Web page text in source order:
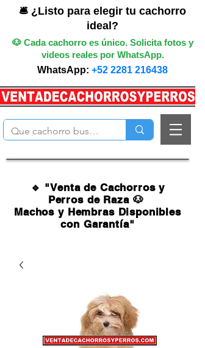
🛎️ ¿Listo para elegir tu cachorro
ideal?
🐶 Cada cachorro es único. Solicita fotos y
videos reales por WhatsApp.
WhatsApp: +52 2281 216438
🔹 "Venta de Cachorros y
Perros de Raza 🐶
Machos y Hembras Disponibles
con Garantía"